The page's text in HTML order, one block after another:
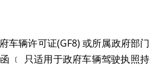
车辆许可证(GF8) 或所属政府部门
﹝ 只适用于政府车辆驾驶执照持